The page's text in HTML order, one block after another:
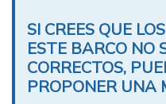
SI CREES QUE
ESTE BARCO NO
CORRECTOS,
PROPONER UNA